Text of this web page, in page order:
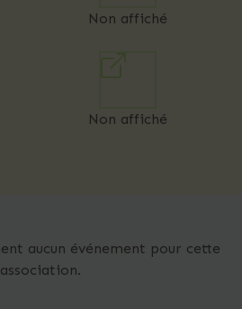
Non affiché
Non affiché
aucun événement pour cette
association.